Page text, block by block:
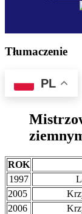
Tłumaczenie
PL
ROK
1997
2005
2006